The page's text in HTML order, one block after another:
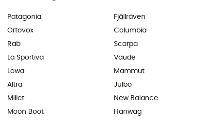
Patagonia
Ortovox
Rab
La Sportiva
Lowa
Altra
Millet
Moon Boot
Fjällräven
Columbia
Scarpa
Vaude
Mammut
Julbo
New Balance
Hanwag